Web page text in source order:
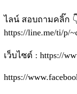
ไลน์ สอบถามคลิ๊ก
https://line.me/ti/p/
เว็บไซต์ : https://
https://